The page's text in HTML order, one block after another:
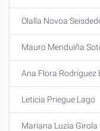
Olalla Novoa
Mauro Menduiña
Ana Flora Rodríguez
Leticia Priegue Lago
Mariana Luzia Girola